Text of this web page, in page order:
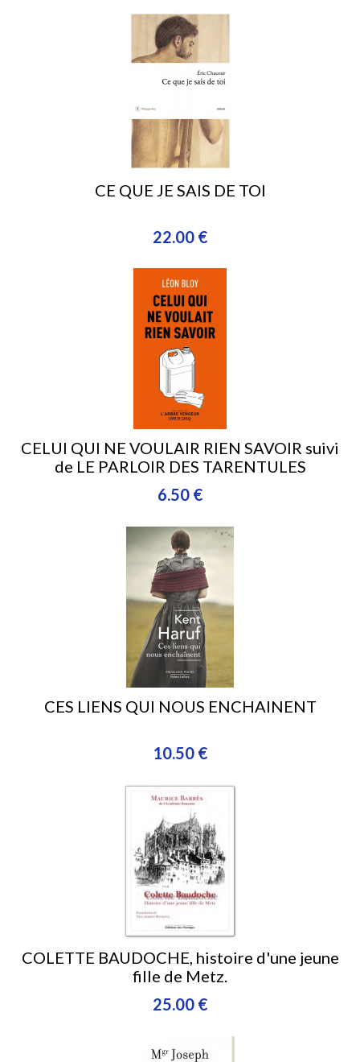
CE QUE JE SAIS DE TOI
22.00 €
CELUI QUI NE VOULAIR RIEN SAVOIR suivi
de LE PARLOIR DES TARENTULES
6.50 €
CES LIENS QUI NOUS ENCHAINENT
10.50 €
COLETTE BAUDOCHE, histoire d'une jeune
fille de Metz.
25.00 €